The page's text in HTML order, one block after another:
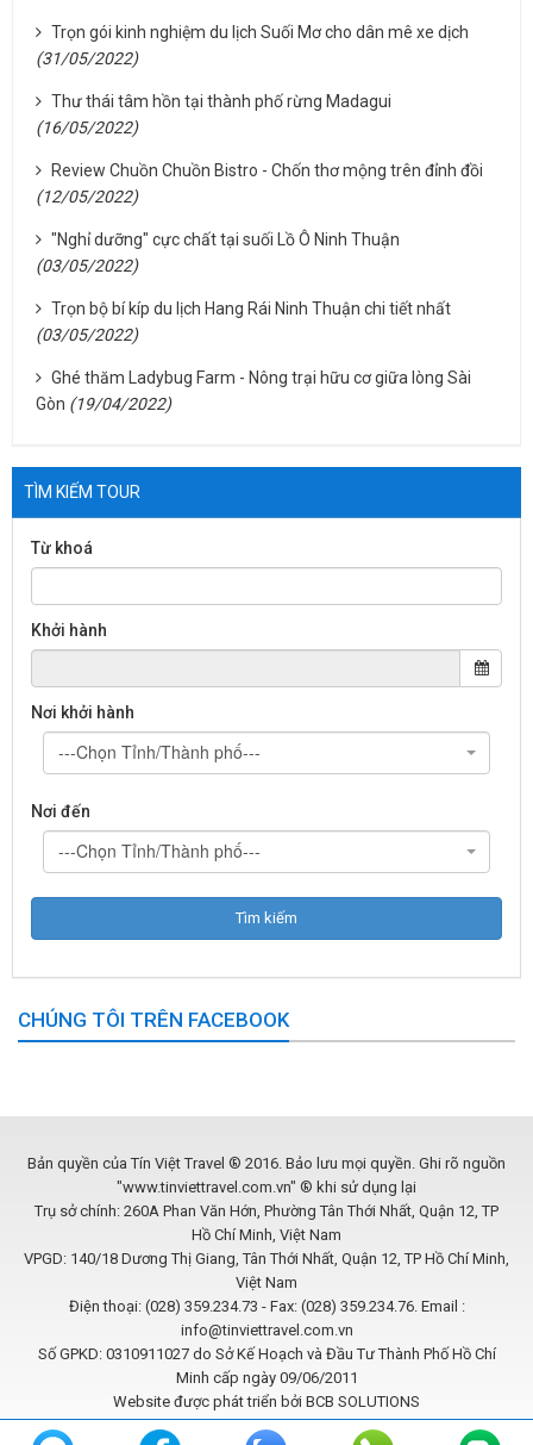
Trọn gói kinh nghiệm du lịch Suối Mơ cho dân mê xe dịch
(31/05/2022)
Thư thái tâm hồn tại thành phố rừng Madagui
(16/05/2022)
Review Chuồn Chuồn Bistro - Chốn thơ mộng trên đỉnh đồi
(12/05/2022)
"Nghỉ dưỡng" cực chất tại suối Lồ Ô Ninh Thuận
(03/05/2022)
Trọn bộ bí kíp du lịch Hang Rái Ninh Thuận chi tiết nhất
(03/05/2022)
Ghé thăm Ladybug Farm - Nông trại hữu cơ giữa lòng Sài
Gòn (19/04/2022)
TÌM KIẾM TOUR
Từ khoá
Khởi hành
Nơi khởi hành
---Chọn Tỉnh/Thành phố---
Nơi đến
---Chọn Tỉnh/Thành phố---
CHÚNG TÔI TRÊN FACEBOOK
Bản quyền của Tín Việt Travel ® 2016. Bảo lưu mọi quyền. Ghi rõ nguồn
"www.tinviettravel.com.vn" ® khi sử dụng lại
Trụ sở chính: 260A Phan Văn Hớn, Phường Tân Thới Nhất, Quận 12, TP
Hồ Chí Minh, Việt Nam
VPGD: 140/18 Dương Thị Giang, Tân Thới Nhất, Quận 12, TP Hồ Chí Minh,
Việt Nam
Điện thoại: (028) 359.234.73 - Fax: (028) 359.234.76. Email :
info@tinviettravel.com.vn
Số GPKD: 0310911027 do Sở Kế Hoạch và Đầu Tư Thành Phố Hồ Chí
Minh cấp ngày 09/06/2011
Website được phát triển bởi BCB SOLUTIONS